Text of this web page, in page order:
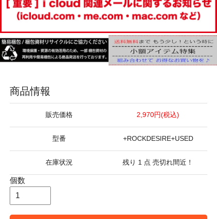
商品情報
販売価格 2,970円(税込)
型番 +ROCKDESIRE+USED
在庫状況 残り 1 点 売切れ間近！
個数